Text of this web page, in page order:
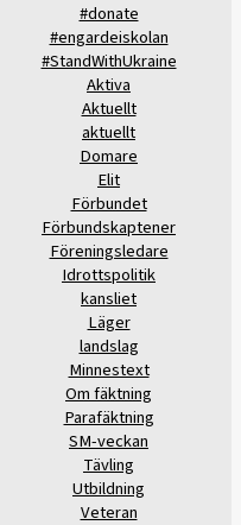
#donate
#engardeiskolan
#StandWithUkraine
Aktiva
Aktuellt
aktuellt
Domare
Elit
Förbundet
Förbundskaptener
Föreningsledare
Idrottspolitik
kansliet
Läger
landslag
Minnestext
Om fäktning
Parafäktning
SM-veckan
Tävling
Utbildning
Veteran